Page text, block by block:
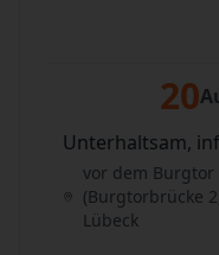
20
Unterhaltsam,
vor dem
(Burgtorbrücke
Lübeck